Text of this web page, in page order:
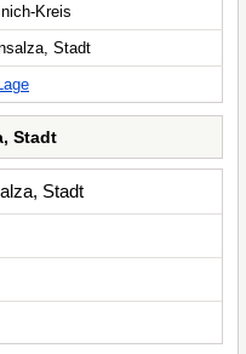
Kreis
Stadt
Stadt
Stadt